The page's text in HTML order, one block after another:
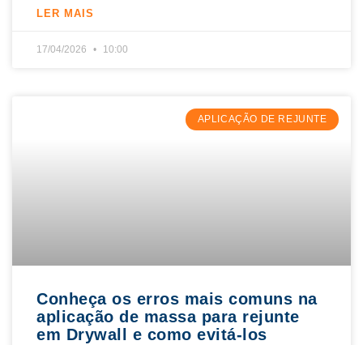
LER MAIS
17/04/2026 10:00
APLICAÇÃO DE REJUNTE
Conheça os erros mais comuns na
aplicação de massa para rejunte
em Drywall e como evitá-los